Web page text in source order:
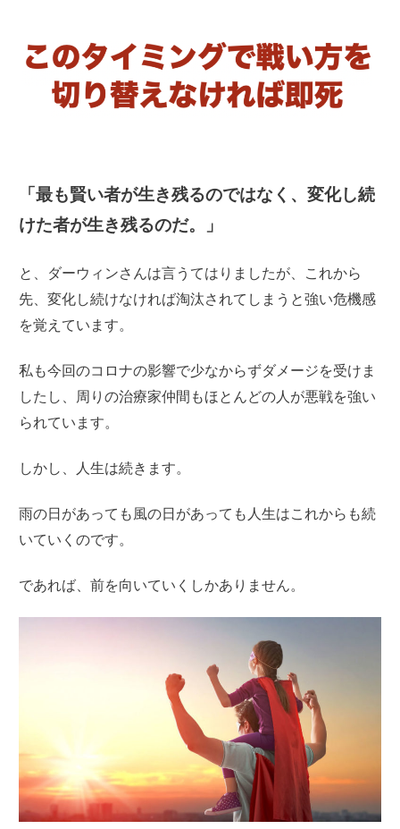
「最も賢い者が生き残るのではなく、変化し続
けた者が生き残るのだ。」
と、ダーウィンさんは言うてはりましたが、これから
先、変化し続けなければ淘汰されてしまうと強い危機感
を覚えています。
私も今回のコロナの影響で少なからずダメージを受けま
したし、周りの治療家仲間もほとんどの人が悪戦を強い
られています。
しかし、人生は続きます。
雨の日があっても風の日があっても人生はこれからも続
いていくのです。
であれば、前を向いていくしかありません。